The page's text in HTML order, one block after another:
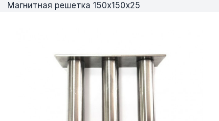
Магнитная решетка 150х150х25